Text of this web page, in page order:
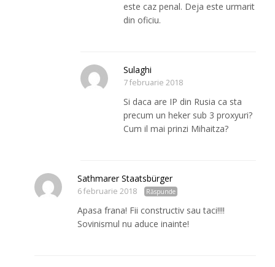
este caz penal. Deja este urmarit
din oficiu.
Sulaghi
7 februarie 2018
Si daca are IP din Rusia ca sta
precum un heker sub 3 proxyuri?
Cum il mai prinzi Mihaitza?
Sathmarer Staatsbürger
6 februarie 2018 Răspunde
Apasa frana! Fii constructiv sau taci!!!!
Sovinismul nu aduce inainte!